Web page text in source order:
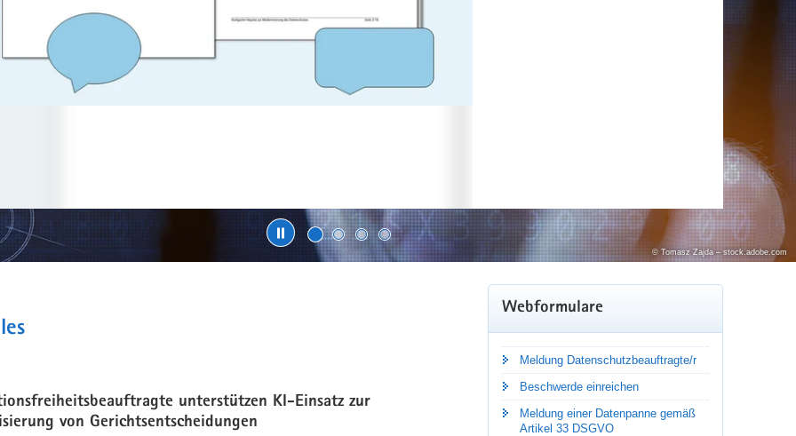
© Tomasz Zajda – stock.adobe.com
©
WEITERENTWICKELN
erfahren
unterstützen KI-Einsatz zur
von Gerichtsentscheidungen
Webformulare
Meldung Datenschutzbeauftragte/r
Beschwerde einreichen
Meldung einer Datenpanne gemäß
Artikel 33 DSGVO